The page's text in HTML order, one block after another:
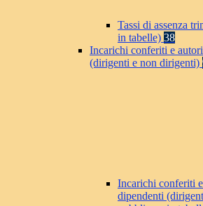
Tassi di assenza
in tabelle) 38
Incarichi conferiti e
(dirigenti e non dirigenti)
Incarichi conferiti
dipendenti